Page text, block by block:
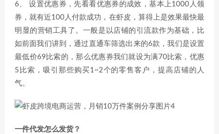
6、 设置优惠券，先看看优惠券的成效，基本上1000人领
券，就有近100人付款成功，在虾皮，算得上是效果最快最
明显的营销工具了。一般是以店铺的引流款作为基础，比
如前面我们讲到，通过直通车筛选出来的6款，我们是设置
最低价69比索的，那么优惠券我们就设为满70比索，优惠
5比索，吸引那些购买1~2个的零售客户，提高店铺的人
气。
一件代发怎么发货？